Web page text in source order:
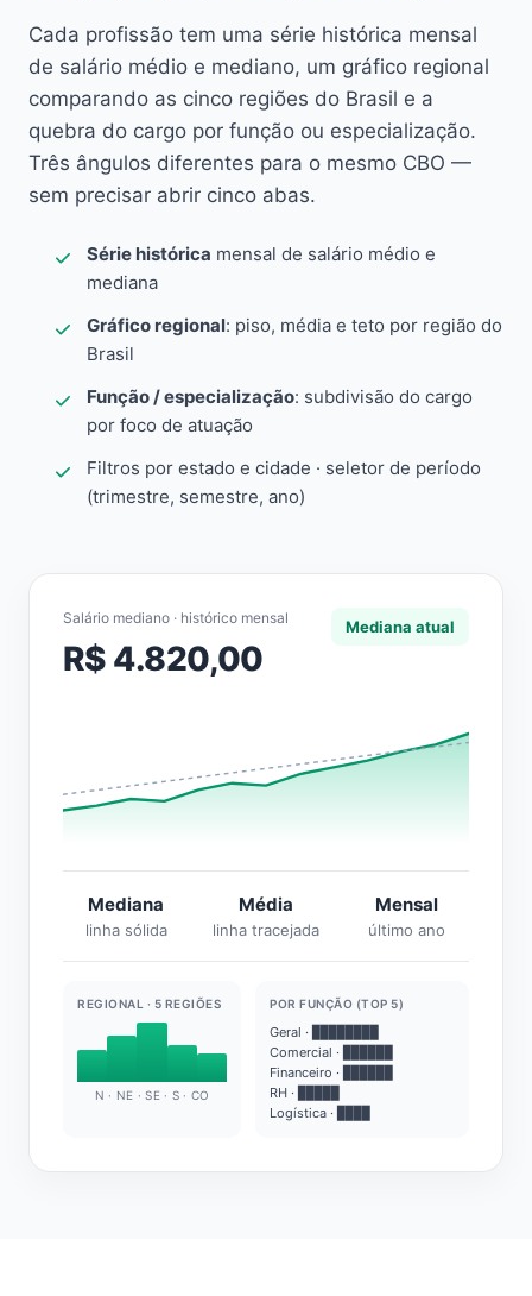
Cada profissão tem uma série histórica mensal
de salário médio e mediano, um gráfico regional
comparando as cinco regiões do Brasil e a
quebra do cargo por função ou especialização.
Três ângulos diferentes para o mesmo CBO —
sem precisar abrir cinco abas.
Série histórica mensal de salário médio e
mediana
Gráfico regional: piso, média e teto por região do
Brasil
Função / especialização: subdivisão do cargo
por foco de atuação
Filtros por estado e cidade · seletor de período
(trimestre, semestre, ano)
Salário mediano · histórico mensal
R$ 4.820,00
Mediana atual
Mediana
linha sólida
Média
linha tracejada
Mensal
último ano
REGIONAL · 5 REGIÕES
N · NE · SE · S · CO
POR FUNÇÃO (TOP 5)
Geral · ████████
Comercial · ██████
Financeiro · ██████
RH · █████
Logística · ████